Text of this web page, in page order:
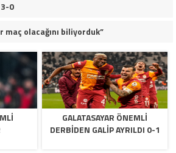
0
olacağını biliyorduk”
GALATASAYAR ÖNEMLI
DERBIDEN GALIP AYRILDI 0-1